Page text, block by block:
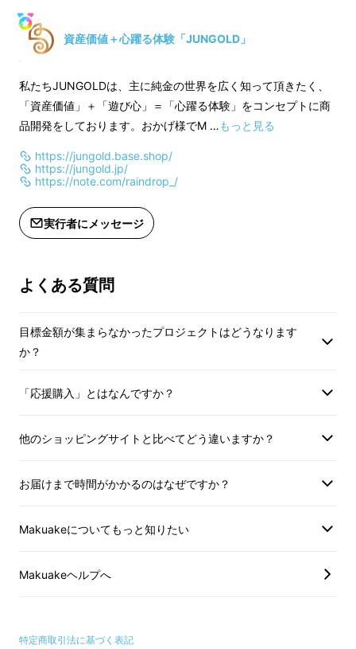
BABYGOLD「血液型」とは？
純金製品のJUNGOLDの代表ブランド 『１gの
かわいい純金 BABYGOLD』
のNEWシリーズ
品。今回は血液型をモチーフにしました。
資産価値＋心躍る体験「JUNGOLD」
私たちJUNGOLDは、主に純金の世界を広く知って頂きたく、
「資産価値」＋「遊び心」＝「心躍る体験」をコンセプトに商
品開発をしております。おかげ様でM …もっと見る
https://jungold.base.shop/
https://jungold.jp/
https://note.com/raindrop_/
実行者にメッセージ
よくある質問
目標金額が集まらなかったプロジェクトはどうなります
か？
「応援購入」とはなんですか？
他のショッピングサイトと比べてどう違いますか？
お届けまで時間がかかるのはなぜですか？
Makuakeについてもっと知りたい
Makuakeヘルプへ
特定商取引法に基づく表記